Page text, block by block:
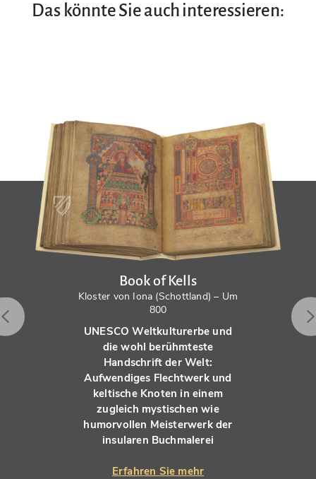
Das könnte Sie auch interessieren:
Book of Kells
Kloster von Iona (Schottland) – Um
800
UNESCO Weltkulturerbe und
die wohl berühmteste
Handschrift der Welt:
Aufwendiges Flechtwerk und
keltische Knoten in einem
zugleich mystischen wie
humorvollen Meisterwerk der
insularen Buchmalerei
Erfahren Sie mehr